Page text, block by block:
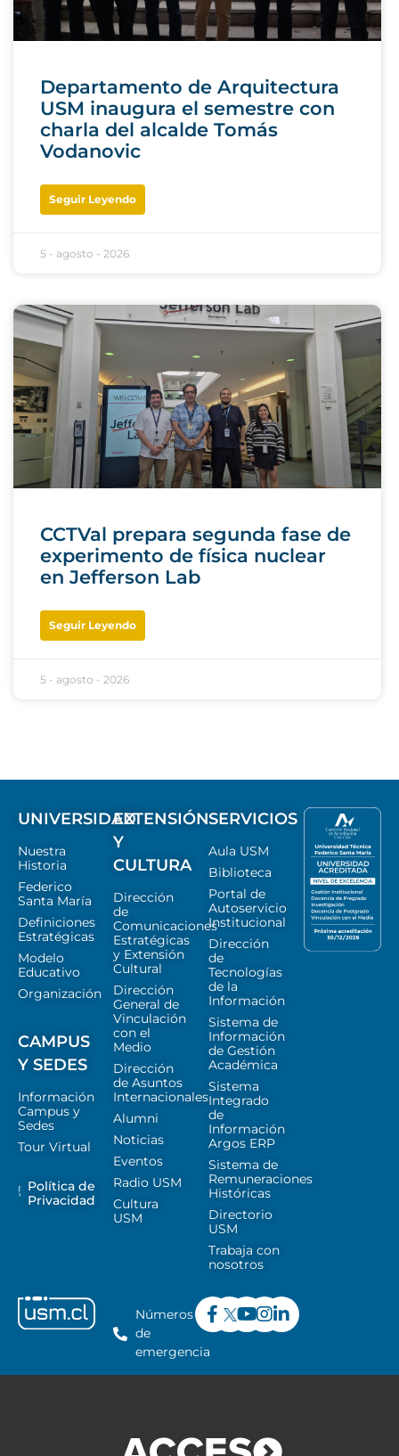
Departamento de Arquitectura
USM inaugura el semestre con
charla del alcalde Tomás
Vodanovic
Seguir Leyendo
5 - agosto - 2026
CCTVal prepara segunda fase de
experimento de física nuclear
en Jefferson Lab
Seguir Leyendo
5 - agosto - 2026
UNIVERSIDAD
Nuestra
Historia
Federico
Santa María
Definiciones
Estratégicas
Modelo
Educativo
Organización
CAMPUS
Y SEDES
Información
Campus y
Sedes
Tour Virtual
Política de
Privacidad
EXTENSIÓN
Y
CULTURA
Dirección
de
Comunicaciones
Estratégicas
y Extensión
Cultural
Dirección
General de
Vinculación
con el
Medio
Dirección
de Asuntos
Internacionales
Alumni
Noticias
Eventos
Radio USM
Cultura
USM
SERVICIOS
Aula USM
Biblioteca
Portal de
Autoservicio
Institucional
Dirección
de
Tecnologías
de la
Información
Sistema de
Información
de Gestión
Académica
Sistema
Integrado
de
Información
Argos ERP
Sistema de
Remuneraciones
Históricas
Directorio
USM
Trabaja con
nosotros
Números
de
emergencia